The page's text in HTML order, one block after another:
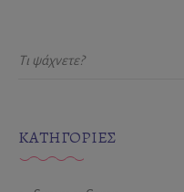
KΑΤΗΓΟΡΊΕΣ